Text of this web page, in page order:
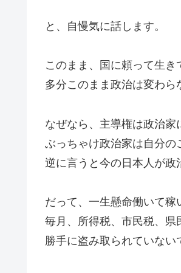
と、自慢気に話します。
このまま、国に頼って生き
多分このまま政治は変わら
なぜなら、主導権は政治家
ぶっちゃけ政治家は自分の
逆に言うと今の日本人が政
だって、一生懸命働いて稼
毎月、所得税、市民税、県
勝手に盗み取られていない